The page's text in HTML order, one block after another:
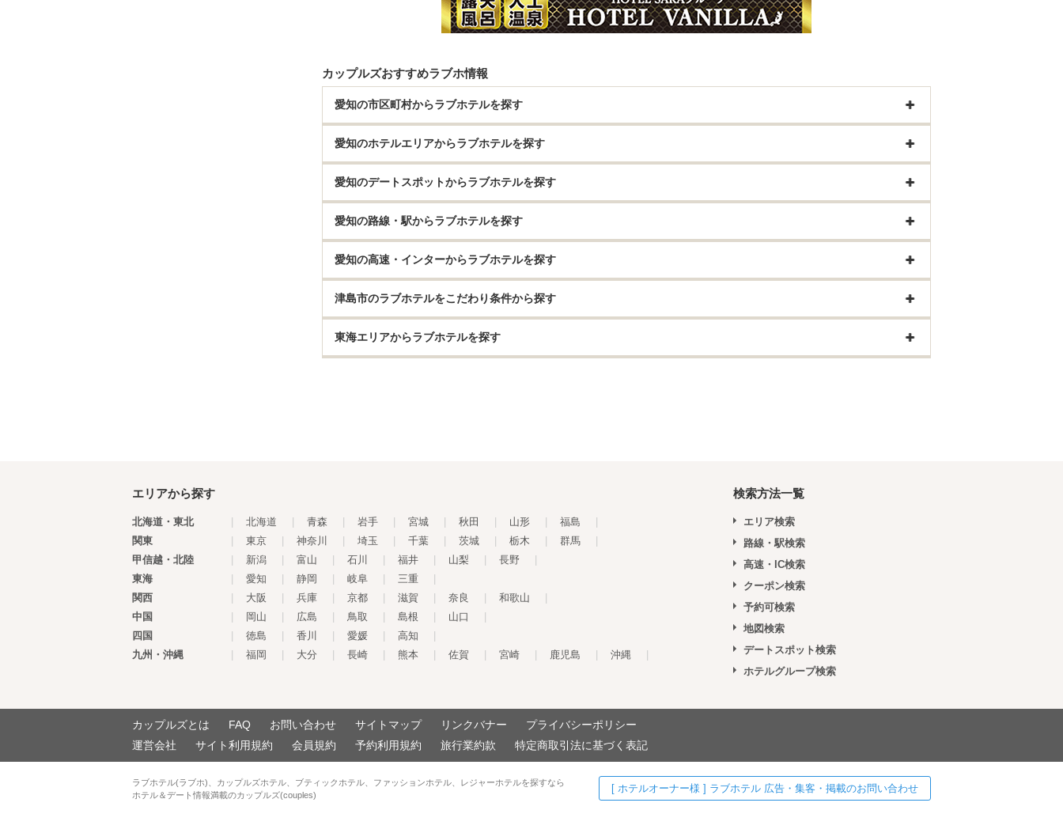
カップルズおすすめラブホ情報
愛知の市区町村からラブホテルを探す
愛知のホテルエリアからラブホテルを探す
愛知のデートスポットからラブホテルを探す
愛知の路線・駅からラブホテルを探す
愛知の高速・インターからラブホテルを探す
津島市のラブホテルをこだわり条件から探す
東海エリアからラブホテルを探す
エリアから探す
北海道・東北 北海道 青森 岩手 宮城 秋田 山形 福島
関東
東京 神奈川 埼玉 千葉 茨城 栃木 群馬
甲信越・北陸
新潟 富山 石川 福井 山梨 長野
東海
愛知 静岡 岐阜 三重
関西
大阪 兵庫 京都 滋賀 奈良 和歌山
中国
岡山 広島 鳥取 島根 山口
四国
徳島 香川 愛媛 高知
九州・沖縄
福岡 大分 長崎 熊本 佐賀 宮崎 鹿児島 沖縄
検索方法一覧
エリア検索
路線・駅検索
高速・IC検索
クーポン検索
予約可検索
地図検索
デートスポット検索
ホテルグループ検索
カップルズとは FAQ お問い合わせ サイトマップ リンクバナー
プライバシーポリシー
運営会社
サイト利用規約 会員規約 予約利用規約 旅行業約款 特定商取引法に基づく表記
ラブホテル(ラブホ)、カップルズホテル、ブティックホテル、ファッションホテル、レジャーホテルを探すなら
ホテル＆デート情報満載のカップルズ(couples)
[ ホテルオーナー様 ] ラブホテル 広告・集客・掲載のお問い合わせ